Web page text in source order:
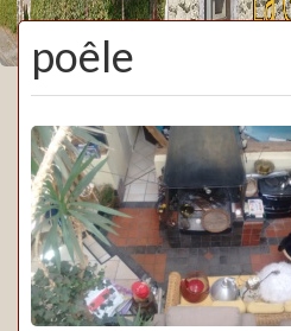
poêle